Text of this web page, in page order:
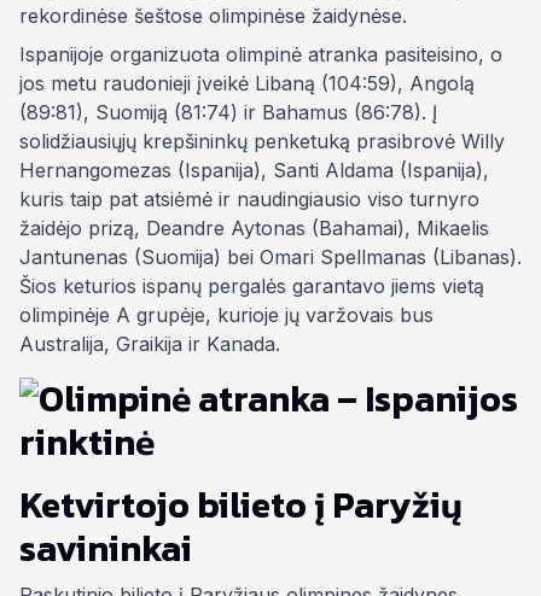
rekordinėse šeštose olimpinėse žaidynėse.
Ispanijoje organizuota olimpinė atranka pasiteisino, o
jos metu raudonieji įveikė Libaną (104:59), Angolą
(89:81), Suomiją (81:74) ir Bahamus (86:78). Į
solidžiausiųjų krepšininkų penketuką prasibrovė Willy
Hernangomezas (Ispanija), Santi Aldama (Ispanija),
kuris taip pat atsiėmė ir naudingiausio viso turnyro
žaidėjo prizą, Deandre Aytonas (Bahamai), Mikaelis
Jantunenas (Suomija) bei Omari Spellmanas (Libanas).
Šios keturios ispanų pergalės garantavo jiems vietą
olimpinėje A grupėje, kurioje jų varžovais bus
Australija, Graikija ir Kanada.
Ketvirtojo bilieto į Paryžių
savininkai